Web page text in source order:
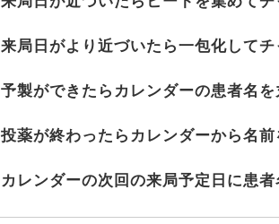
来局日がより近づいたら一包化して
予製ができたらカレンダーの患者名を
投薬が終わったらカレンダーから名前
カレンダーの次回の来局予定日に患